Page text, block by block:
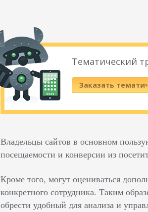
Тематический
Заказать
Владельцы сайтов в основном
посещаемости и конверсии из
Кроме того, могут оцениваться
конкретного сотрудника. Таким
обрести удобный для анализа и